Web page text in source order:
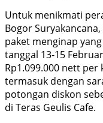
Untuk menikmati
Bogor
paket menginap
tanggal 13-15
Rp1.099.000 nett
termasuk dengan
potongan diskon
di Teras Geulis Cafe.